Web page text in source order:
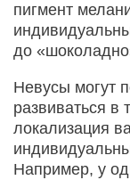
пигмент
до
Невусы могут
развиваться в
локализация
Например, у